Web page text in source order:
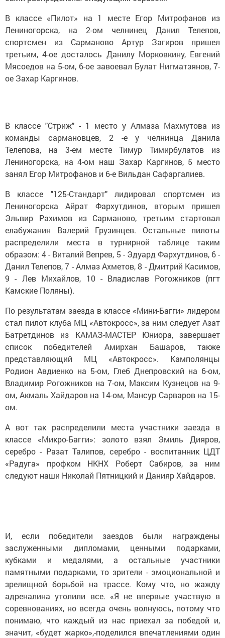
В классе «Пилот» на 1 месте Егор Митрофанов из
Лениногорска, на 2-ом челнинец Данил Телепов,
спортсмен из Сарманово Артур Загиров пришел
третьим, 4-ое досталось Данилу Морковкину, Евгений
Мясоедов на 5-ом, 6-ое завоевал Булат Нигматзянов, 7-
ое Захар Каргинов.
В классе "Стриж" - 1 место у Алмаза Махмутова из
команды сармановцев, 2 -е у челнинца Данила
Телепова, на 3-ем месте Тимур Тимирбулатов из
Лениногорска, на 4-ом наш Захар Каргинов, 5 место
занял Егор Митрофанов и 6-е Вильдан Сафаргалиев.
В классе "125-Стандарт" лидировал спортсмен из
Лениногорска Айрат Фархутдинов, вторым пришел
Эльвир Рахимов из Сарманово, третьим стартовал
елабужанин Валерий Грузинцев. Остальные пилоты
распределили места в турнирной таблице таким
образом: 4 - Виталий Вепрев, 5 - Эдуард Фархутдинов, 6 -
Данил Телепов, 7 - Алмаз Ахметов, 8 - Дмитрий Касимов,
9 - Лев Михайлов, 10 - Владислав Рогожников (пгт
Камские Поляны).
По результатам заезда в классе «Мини-Багги» лидером
стал пилот клуба МЦ «Автокросс», за ним следует Азат
Батретдинов из КАМАЗ-МАСТЕР Юниора, завершает
список победителей Амирхан Башаров, также
представляющий МЦ «Автокросс». Камполянцы
Родион Авдиенко на 5-ом, Глеб Днепровский на 6-ом,
Владимир Рогожников на 7-ом, Максим Кузнецов на 9-
ом, Акмаль Хайдаров на 14-ом, Мансур Сарваров на 15-
ом.
А вот так распределили места участники заезда в
классе «Микро-Багги»: золото взял Эмиль Дияров,
серебро - Разат Талипов, серебро - воспитанник ЦДТ
«Радуга» профком НКНХ Роберт Сабиров, за ним
следуют наши Николай Пятницкий и Данияр Хайдаров.
И, если победители заездов были награждены
заслуженными дипломами, ценными подарками,
кубками и медалями, а остальные участники
памятными подарками, то зрители - эмоциональной и
зрелищной борьбой на трассе. Кому что, но жажду
адреналина утолили все. «Я не впервые участвую в
соревнованиях, но всегда очень волнуюсь, потому что
понимаю, что каждый из нас приехал за победой и,
значит, «будет жарко»,-поделился впечатлениями один